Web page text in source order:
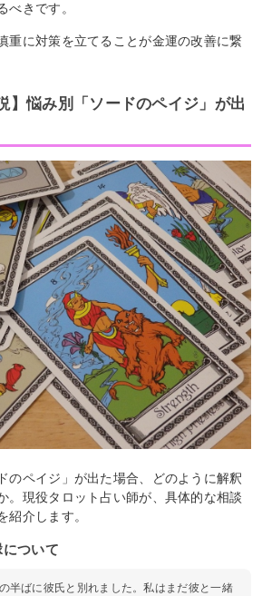
べきです。
重に対策を立てることが金運の改善に繋
】悩み別「ソードのペイジ」が出
のペイジ」が出た場合、どのように解釈
。現役タロット占い師が、具体的な相談
紹介します。
ついて
半ばに彼氏と別れました。私はまだ彼と一緒